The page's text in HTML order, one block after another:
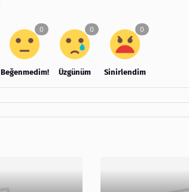
Beğenmedim! Üzgünüm Sinirlendim